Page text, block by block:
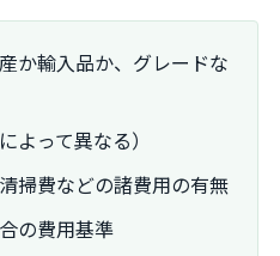
か輸入品か、グレードな
よって異なる）
掃費などの諸費用の有無
の費用基準